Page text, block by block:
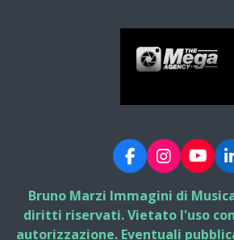
F
a
c
e
b
I
n
s
t
a
Y
o
u
T
u
i
Bruno Marzi Immagini di
diritti riservati. Vietato l'uso
autorizzazione. Eventuali